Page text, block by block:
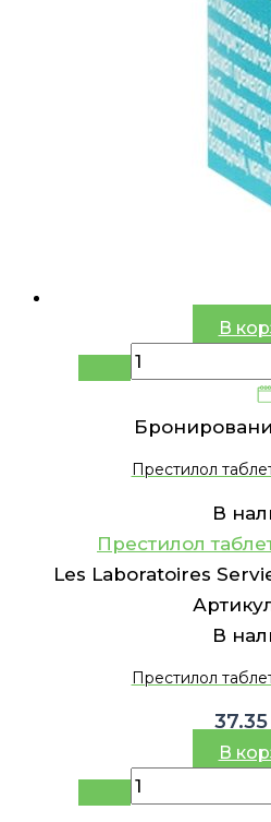
В
Престилол
В
Престилол
Les Laboratoires
В
Престилол
37.35
В